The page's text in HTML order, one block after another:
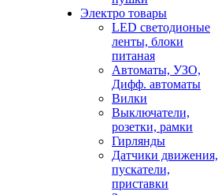
Электро товары
LED светодионые
ленты, блоки
питаная
Автоматы, УЗО,
Дифф. автоматы
Вилки
Выключатели,
розетки, рамки
Гирлянды
Датчики движения,
пускатели,
приставки